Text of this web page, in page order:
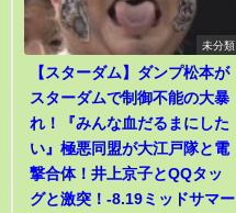
未分類
【スターダム】ダンプ松本が
スターダムで制御不能の大暴
れ！『みんな血だるまにした
い』極悪同盟が大江戸隊と電
撃合体！井上京子とQQタッ
グと激突！-8.19ミッドサマー